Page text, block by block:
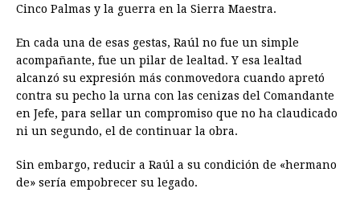
Cinco Palmas y la guerra en la Sierra Maestra.
En cada una de esas gestas, Raúl no fue un simple
acompañante, fue un pilar de lealtad. Y esa lealtad
alcanzó su expresión más conmovedora cuando apretó
contra su pecho la urna con las cenizas del Comandante
en Jefe, para sellar un compromiso que no ha claudicado
ni un segundo, el de continuar la obra.
Sin embargo, reducir a Raúl a su condición de «hermano
de» sería empobrecer su legado.